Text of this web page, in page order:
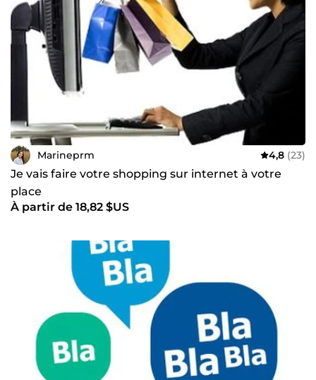
Marineprm 4,8 (23)
Je vais faire votre shopping sur internet à votre
place
À partir de 18,82 $US